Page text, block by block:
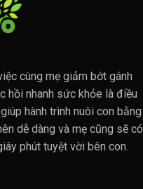
cùng mẹ giảm bớt gánh
hồi nhanh sức khỏe là điều
hành trình nuôi con bằng
dễ dàng và mẹ cũng sẽ có
phút tuyệt vời bên con.